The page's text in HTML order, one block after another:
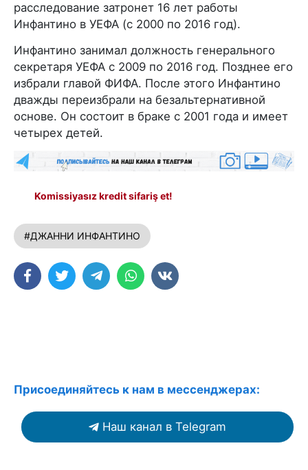
расследование затронет 16 лет работы
Инфантино в УЕФА (с 2000 по 2016 год).
Инфантино занимал должность генерального
секретаря УЕФА с 2009 по 2016 год. Позднее его
избрали главой ФИФА. После этого Инфантино
дважды переизбрали на безальтернативной
основе. Он состоит в браке с 2001 года и имеет
четырех детей.
Komissiyasız kredit sifariş et!
#ДЖАННИ ИНФАНТИНО
Присоединяйтесь к нам в мессенджерах:
Наш канал в Telegram